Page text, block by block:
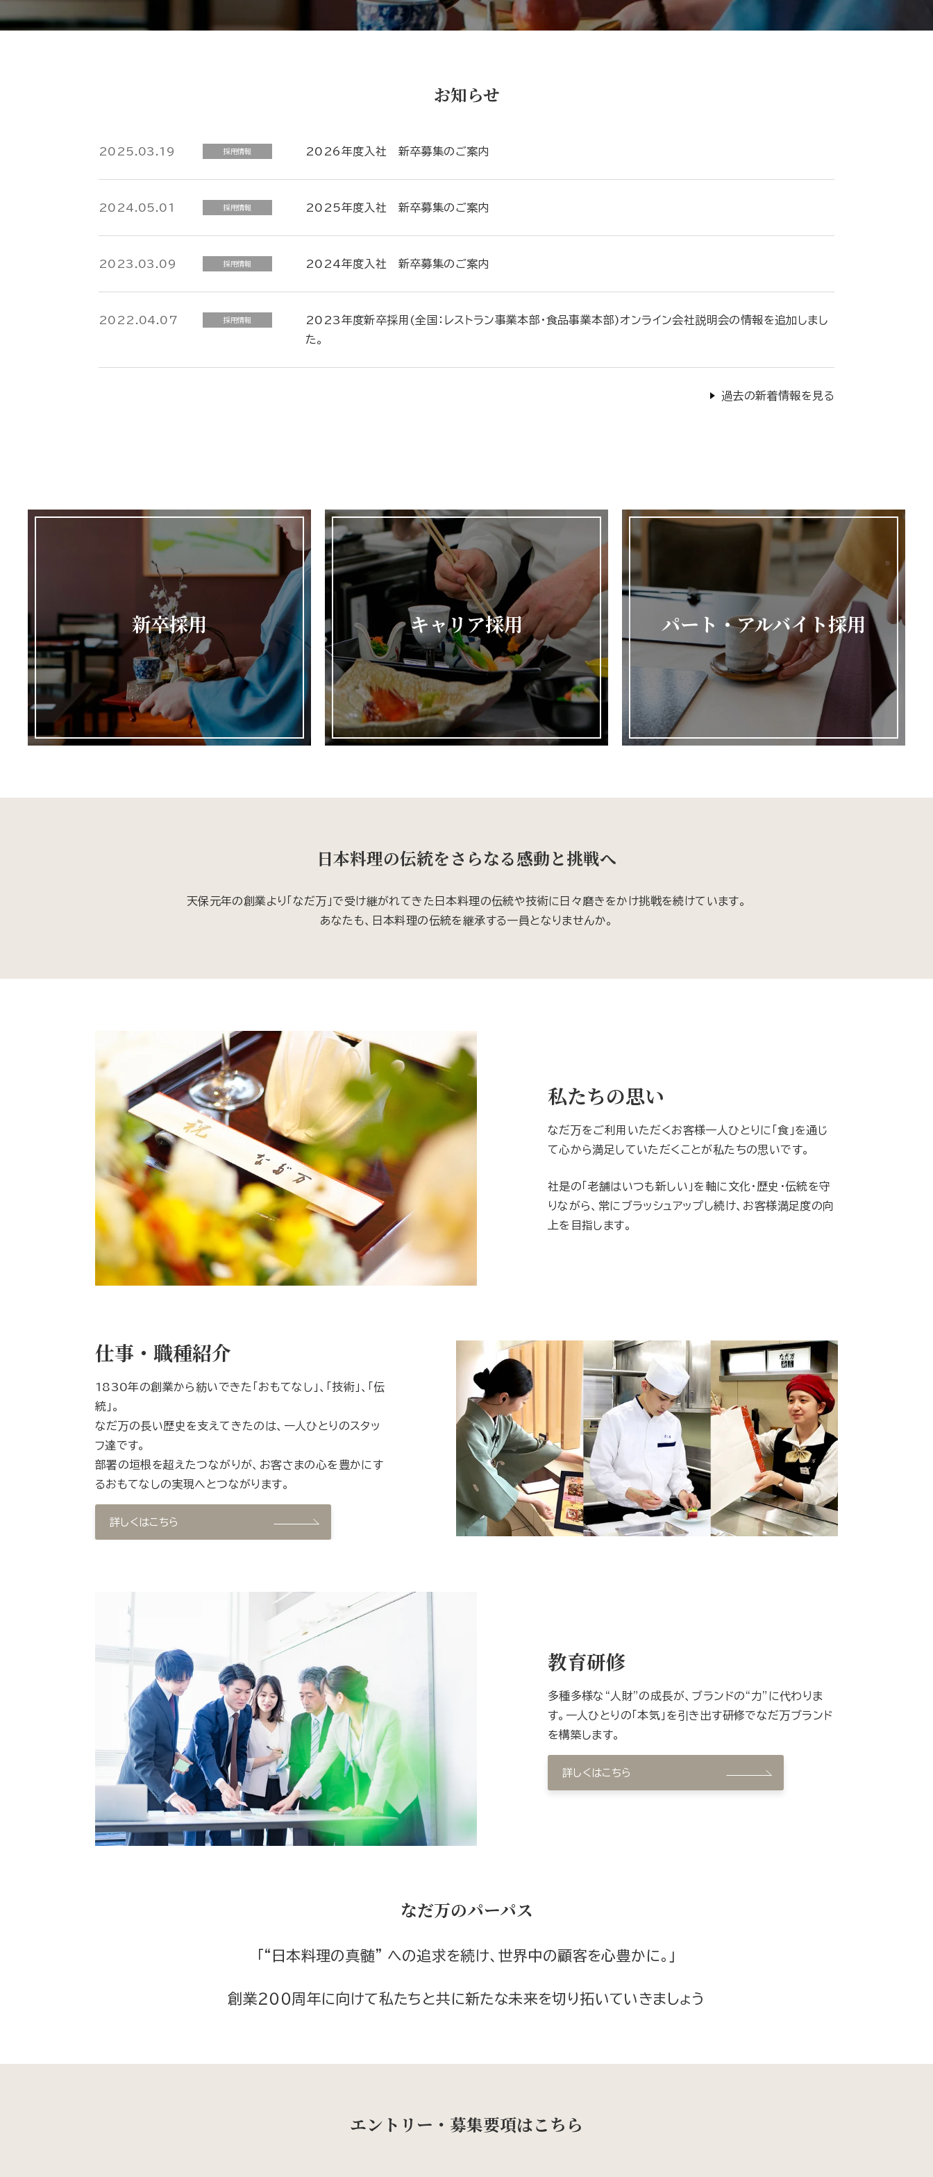
お知らせ
2025.03.19 採用情報 2026年度入社 新卒募集のご案内
2024.05.01 採用情報 2025年度入社 新卒募集のご案内
2023.03.09 採用情報 2024年度入社 新卒募集のご案内
2022.04.07 採用情報
2023年度新卒採用(全国：レストラン事業本部・食品事業本部)オンライン会社説明会の情報を追加しまし
た。
過去の新着情報を見る
新卒採用 キャリア採用 パート・アルバイト採用
日本料理の伝統をさらなる感動と挑戦へ
天保元年の創業より「なだ万」で受け継がれてきた日本料理の伝統や技術に日々磨きをかけ挑戦を続けています。
あなたも、日本料理の伝統を継承する一員となりませんか。
私たちの思い
なだ万をご利用いただくお客様一人ひとりに「食」を通じ
て心から満足していただくことが私たちの思いです。
社是の「老舗はいつも新しい」を軸に文化・歴史・伝統を守
りながら、常にブラッシュアップし続け、お客様満足度の向
上を目指します。
仕事・職種紹介
1830年の創業から紡いできた「おもてなし」、「技術」、「伝
統」。
なだ万の長い歴史を支えてきたのは、一人ひとりのスタッ
フ達です。
部署の垣根を超えたつながりが、お客さまの心を豊かにす
るおもてなしの実現へとつながります。
詳しくはこちら
教育研修
多種多様な“人財”の成長が、ブランドの“力”に代わりま
す。一人ひとりの「本気」を引き出す研修でなだ万ブランド
を構築します。
詳しくはこちら
なだ万のパーパス
「“日本料理の真髄” への追求を続け、世界中の顧客を心豊かに。」
創業２００周年に向けて私たちと共に新たな未来を切り拓いていきましょう
エントリー・募集要項はこちら